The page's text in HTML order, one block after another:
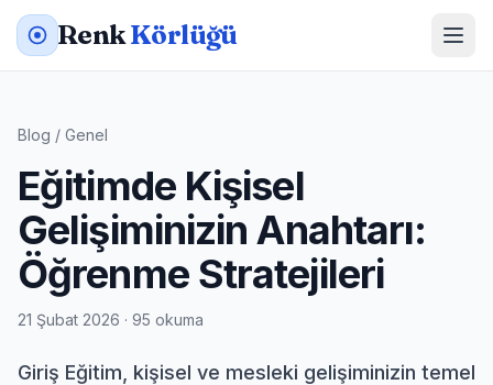
RenkKörlüğü
Blog / Genel
Eğitimde Kişisel
Gelişiminizin Anahtarı:
Öğrenme Stratejileri
21 Şubat 2026 · 95 okuma
Giriş Eğitim, kişisel ve mesleki gelişiminizin temel